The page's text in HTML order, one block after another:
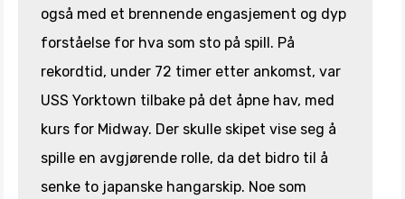
også med et brennende engasjement og dyp
forståelse for hva som sto på spill. På
rekordtid, under 72 timer etter ankomst, var
USS Yorktown tilbake på det åpne hav, med
kurs for Midway. Der skulle skipet vise seg å
spille en avgjørende rolle, da det bidro til å
senke to japanske hangarskip. Noe som